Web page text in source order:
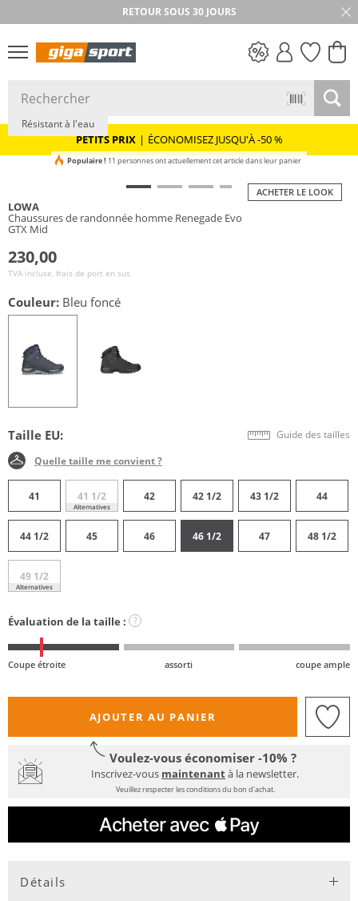
RETOUR SOUS 30 JOURS
PETITS PRIX
PETITS PRIX | ÉCONOMISEZ JUSQU'À -50 %
ACHETER LE LOOK
GORE-TEX
Résistant à l'eau
Populaire ! 11 personnes ont actuellement cet article dans leur panier
LOWA
Chaussures de randonnée homme Renegade Evo
GTX Mid
230,00
TVA incluse, frais de port en sus
Couleur: Bleu foncé
Taille EU: Guide des tailles
Quelle taille me convient ?
41 41 1/2
Alternatives
42 42 1/2 43 1/2 44
44 1/2 45 46 46 1/2 47 48 1/2
49 1/2
Alternatives
Évaluation de la taille : ?
Coupe étroite assorti coupe ample
AJOUTER AU PANIER
Voulez-vous économiser -10% ?
Inscrivez-vous maintenantà la newsletter.
Veuillez respecter les conditions du bon d'achat.
Détails